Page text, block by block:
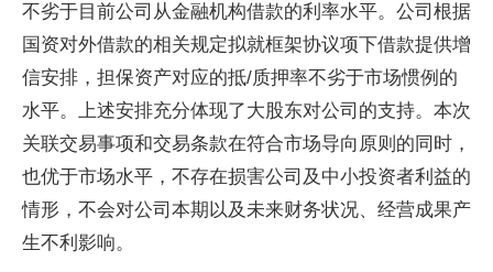
不劣于目前公司从金融机构借款的利率水平。公司根据
国资对外借款的相关规定拟就框架协议项下借款提供增
信安排，担保资产对应的抵/质押率不劣于市场惯例的
水平。上述安排充分体现了大股东对公司的支持。本次
关联交易事项和交易条款在符合市场导向原则的同时，
也优于市场水平，不存在损害公司及中小投资者利益的
情形，不会对公司本期以及未来财务状况、经营成果产
生不利影响。